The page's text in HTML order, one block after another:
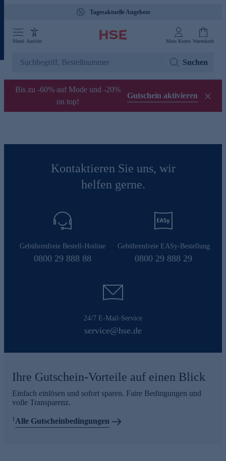
Tagesaktuelle Angebote
Menü Ansicht Mein Konto Warenkorb
Suchen
Bis zu -60% auf Mode und -20%
on top!
Gutschein aktivieren
Kontaktieren Sie uns, wir
helfen gerne.
Gebührenfreie Bestell-Hotline
0800 29 888 88
Gebührenfreie EASy-Bestellung
0800 29 888 29
24/7 E-Mail-Service
service@hse.de
Ihre Gutschein-Vorteile auf einen Blick
Einfach einlösen und sofort sparen. Faire Bedingungen und
volle Transparenz.
1Alle Gutscheinbedingungen